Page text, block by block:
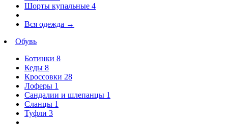
Шорты купальные 4
Вся одежда →
Обувь
Ботинки 8
Кеды 8
Кроссовки 28
Лоферы 1
Сандалии и шлепанцы 1
Сланцы 1
Туфли 3